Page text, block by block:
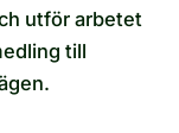
utför arbetet
till